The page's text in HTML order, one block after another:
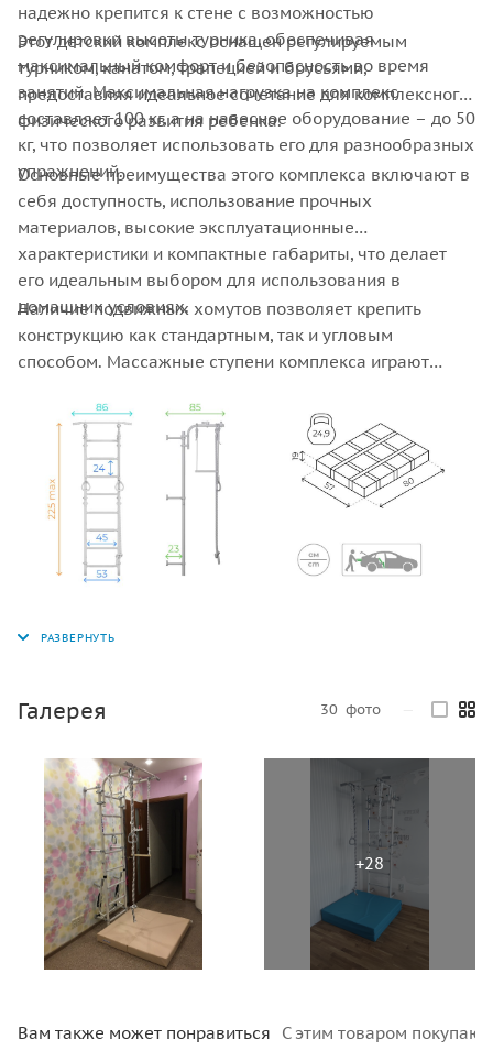
надежно крепится к стене с возможностью
регулировки высоты турника, обеспечивая
максимальный комфорт и безопасность во время
занятий. Максимальная нагрузка на комплекс
составляет 100 кг, а на навесное оборудование – до 50
кг, что позволяет использовать его для разнообразных
упражнений.
Этот детский комплекс оснащен регулируемым
турником, канатом, трапецией и брусьями,
предоставляя идеальное сочетание для комплексного
физического развития ребенка.
Основные преимущества этого комплекса включают в
себя доступность, использование прочных
материалов, высокие эксплуатационные
характеристики и компактные габариты, что делает
его идеальным выбором для использования в
домашних условиях.
Наличие подвижных хомутов позволяет крепить
конструкцию как стандартным, так и угловым
способом. Массажные ступени комплекса играют
обеспечивая дополнительный комфорт и полезность
для пользователей.
Галерея 30 фото
Вам также может понравиться С этим товаром покупают